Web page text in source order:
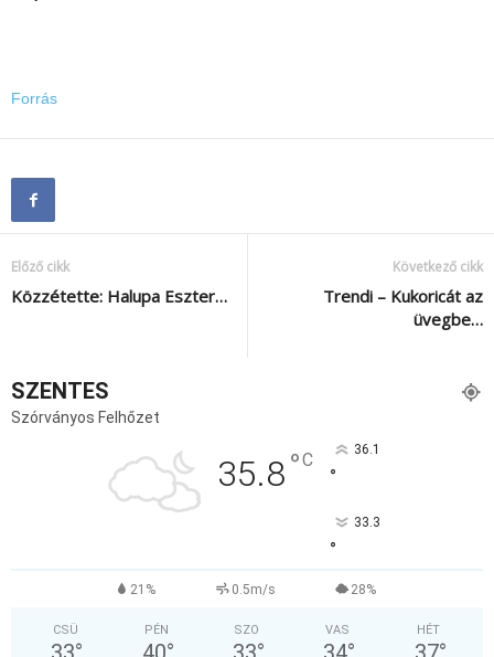
Forrás
Előző cikk
Közzétette: Halupa Eszter…
Következő cikk
Trendi – Kukoricát az
üvegbe…
SZENTES
Szórványos Felhőzet
35.8°C 36.1
°
33.3
°
21% 0.5m/s 28%
CSÜ PÉN SZO VAS HÉT